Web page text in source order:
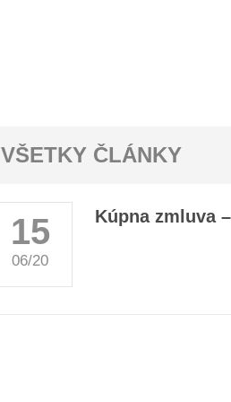
VŠETKY ČLÁNKY
15
06/20
Kúpna zmluva